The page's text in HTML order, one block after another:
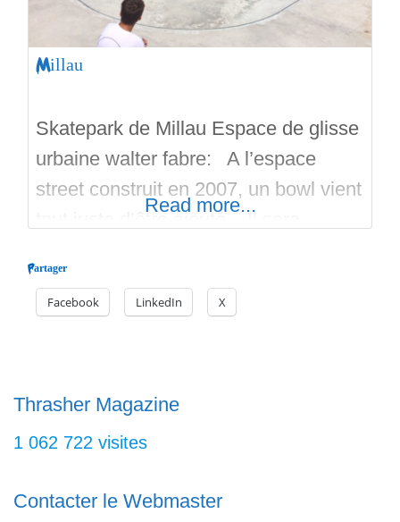
Millau
Skatepark de Millau Espace de glisse
urbaine walter fabre: A l’espace
street construit en 2007, un bowl vient
tout juste d’être ajouté. Il sera
l’ensemble sera dénommé « espace
Walter Fabre ». ‍Les riders ne se sont
fédérés via la MJC qui dénombre
Read more...
Partager
Facebook LinkedIn X
Thrasher Magazine
1 062 722 visites
Contacter le Webmaster